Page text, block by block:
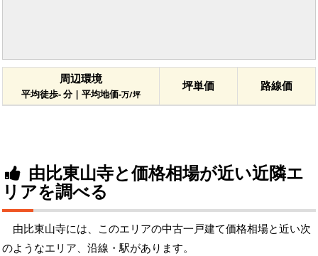
周辺環境
平均徒歩- 分 | 平均地価-万/坪
坪単価 路線価
由比東山寺と価格相場が近い近隣エ
リアを調べる
由比東山寺には、このエリアの中古一戸建て価格相場と近い次
のようなエリア、沿線・駅があります。